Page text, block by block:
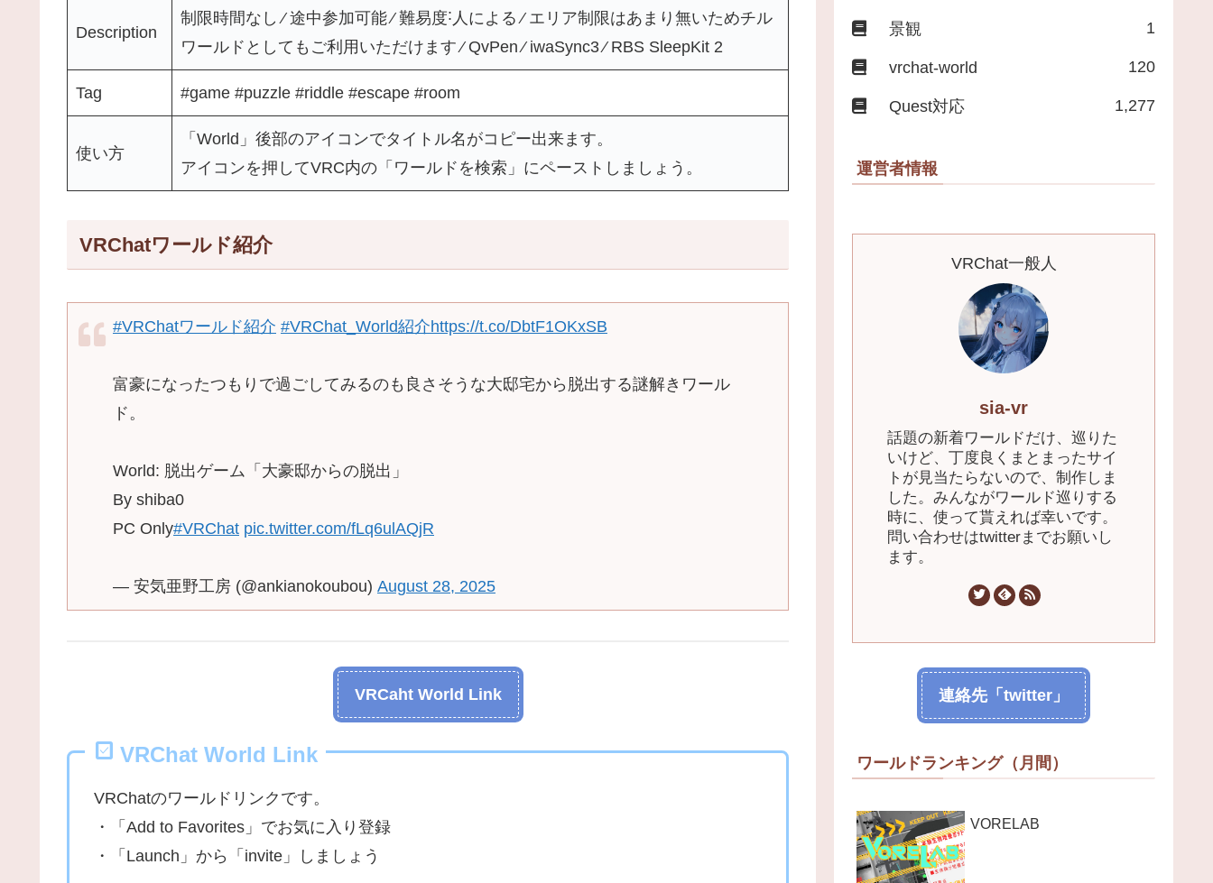
Description
制限時間なし ⁄ 途中参加可能 ⁄ 難易度˸人による ⁄ エリア制限はあまり無いためチル
ワールドとしてもご利用いただけます ⁄ QvPen ⁄ iwaSync3 ⁄ RBS SleepKit 2
Tag #game #puzzle #riddle #escape #room
使い方
「World」後部のアイコンでタイトル名がコピー出来ます。
アイコンを押してVRC内の「ワールドを検索」にペーストしましょう。
VRChatワールド紹介
#VRChatワールド紹介 #VRChat_World紹介https://t.co/DbtF1OKxSB
富豪になったつもりで過ごしてみるのも良さそうな大邸宅から脱出する謎解きワール
ド。
World: 脱出ゲーム「大豪邸からの脱出」
By shiba0
PC Only#VRChat pic.twitter.com/fLq6ulAQjR
— 安気亜野工房 (@ankianokoubou) August 28, 2025
VRCaht World Link
VRChat World Link
VRChatのワールドリンクです。
・「Add to Favorites」でお気に入り登録
・「Launch」から「invite」しましょう
景観 1
vrchat-world 120
Quest対応 1,277
運営者情報
VRChat一般人
sia-vr
話題の新着ワールドだけ、巡りた
いけど、丁度良くまとまったサイ
トが見当たらないので、制作しま
した。みんながワールド巡りする
時に、使って貰えれば幸いです。
問い合わせはtwitterまでお願いし
ます。
連絡先「twitter」
ワールドランキング（月間）
VORELAB